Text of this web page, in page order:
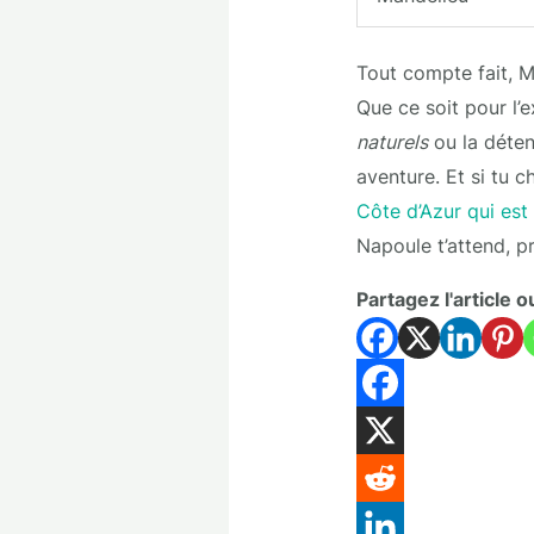
Tout compte fait,
Que ce soit pour
naturelsou la
aventure. Et si tu
Côte d’Azur qui
Napoule t’attend,
Partagez l'article